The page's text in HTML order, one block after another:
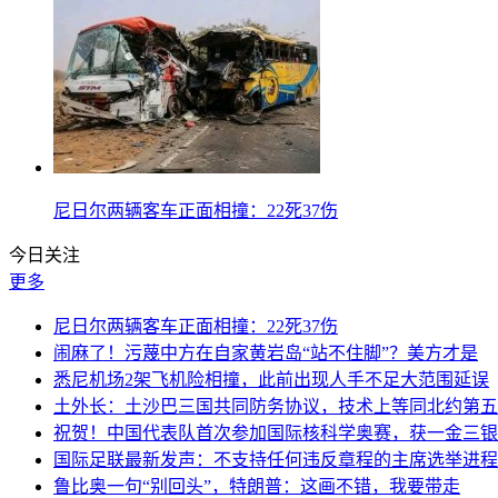
尼日尔两辆客车正面相撞：22死37伤
今日关注
更多
尼日尔两辆客车正面相撞：22死37伤
闹麻了！污蔑中方在自家黄岩岛“站不住脚”？美方才是
悉尼机场2架飞机险相撞，此前出现人手不足大范围延误
土外长：土沙巴三国共同防务协议，技术上等同北约第
祝贺！中国代表队首次参加国际核科学奥赛，获一金三银
国际足联最新发声：不支持任何违反章程的主席选举进程
鲁比奥一句“别回头”，特朗普：这画不错，我要带走